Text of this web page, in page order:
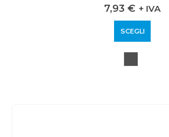
0 out of 5
7,93 € + IVA
SCEGLI